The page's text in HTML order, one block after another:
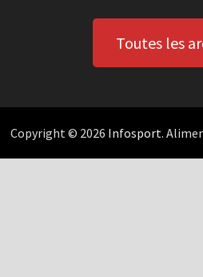
Toutes les
Copyright © 2026 Infosport.